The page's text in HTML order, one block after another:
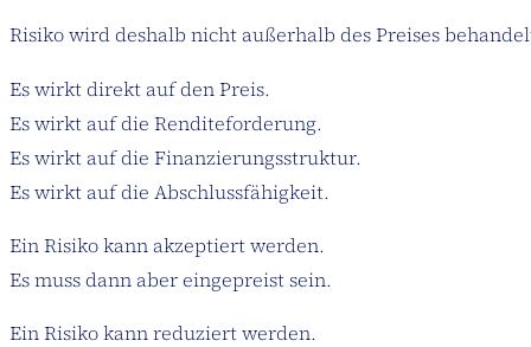
Risiko wird deshalb nicht außerhalb des Preises
Es wirkt direkt auf den Preis.
Es wirkt auf die Renditeforderung.
Es wirkt auf die Finanzierungsstruktur.
Es wirkt auf die Abschlussfähigkeit.
Ein Risiko kann akzeptiert werden.
Es muss dann aber eingepreist sein.
Ein Risiko kann reduziert werden.